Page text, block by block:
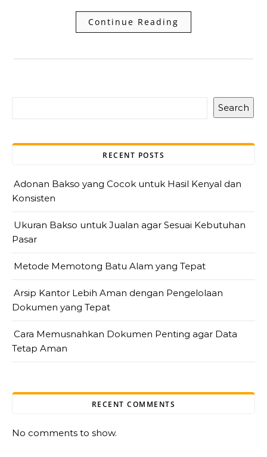
Continue Reading
Search
RECENT POSTS
Adonan Bakso yang Cocok untuk Hasil Kenyal dan
Konsisten
Ukuran Bakso untuk Jualan agar Sesuai Kebutuhan
Pasar
Metode Memotong Batu Alam yang Tepat
Arsip Kantor Lebih Aman dengan Pengelolaan
Dokumen yang Tepat
Cara Memusnahkan Dokumen Penting agar Data
Tetap Aman
RECENT COMMENTS
No comments to show.